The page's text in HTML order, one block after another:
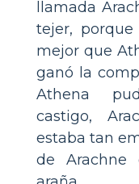
llamada
tejer,
mejor que
ganó la
Athena
castigo,
estaba tan
de